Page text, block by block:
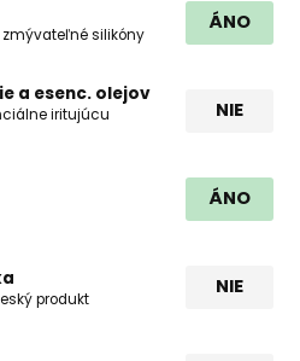
zmývateľné silikóny
ÁNO
a esenc. olejov
iritujúcu
NIE
ÁNO
produkt
NIE